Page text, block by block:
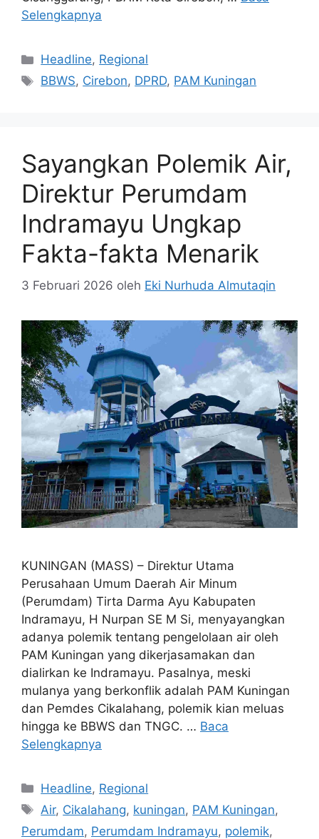
Selengkapnya
Kategori
Headline, Regional
Tag
BBWS, Cirebon, DPRD, PAM Kuningan
Sayangkan Polemik Air,
Direktur Perumdam
Indramayu Ungkap
Fakta-fakta Menarik
3 Februari 2026 oleh Eki Nurhuda Almutaqin
KUNINGAN (MASS) – Direktur Utama
Perusahaan Umum Daerah Air Minum
(Perumdam) Tirta Darma Ayu Kabupaten
Indramayu, H Nurpan SE M Si, menyayangkan
adanya polemik tentang pengelolaan air oleh
PAM Kuningan yang dikerjasamakan dan
dialirkan ke Indramayu. Pasalnya, meski
mulanya yang berkonflik adalah PAM Kuningan
dan Pemdes Cikalahang, polemik kian meluas
hingga ke BBWS dan TNGC. … Baca
Selengkapnya
Kategori
Headline, Regional
Tag
Air, Cikalahang, kuningan, PAM Kuningan,
Perumdam, Perumdam Indramayu, polemik,